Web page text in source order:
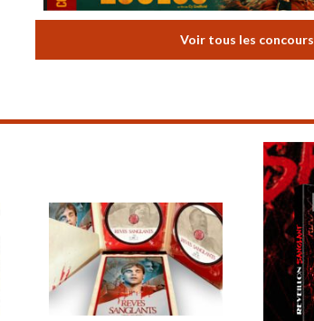
Voir tous les concours